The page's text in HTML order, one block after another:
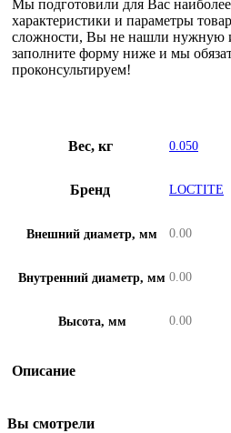
Мы подготовили для Вас
характеристики и параметры
сложности, Вы не нашли нужную
заполните форму ниже и мы
проконсультируем!
Вес, кг 0.050
Бренд LOCTITE
Внешний диаметр, мм 0.00
Внутренний диаметр, мм 0.00
Высота, мм 0.00
Описание
Вы смотрели